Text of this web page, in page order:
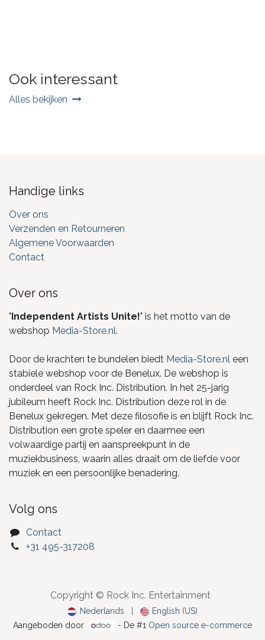
Ook interessant
Alles bekijken
Handige links
Over ons
Verzenden en Retourneren
Algemene Voorwaarden
Contact
Over ons
"Independent Artists Unite!" is het motto van de
webshop Media-Store.nl.
Door de krachten te bundelen biedt Media-Store.nl een
stabiele webshop voor de Benelux. De webshop is
onderdeel van Rock Inc. Distribution. In het 25-jarig
jubileum heeft Rock Inc. Distribution deze rol in de
Benelux gekregen. Met deze filosofie is en blijft Rock Inc.
Distribution een grote speler en daarmee een
volwaardige partij en aanspreekpunt in de
muziekbusiness, waarin alles draait om de liefde voor
muziek en een persoonlijke benadering.
Volg ons
Contact
+31 495-317208
Copyright © Rock Inc. Entertainment
Nederlands
English (US)
Aangeboden door
- De #1 Open source e-commerce